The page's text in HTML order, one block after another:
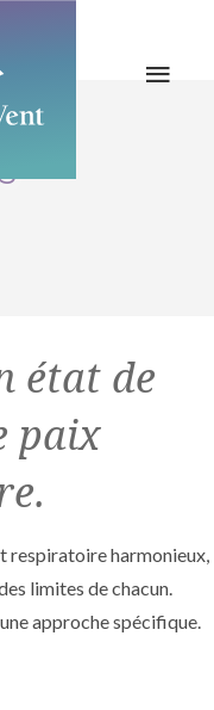
état de
paix
respiratoire harmonieux,
limites de chacun.
approche spécifique.